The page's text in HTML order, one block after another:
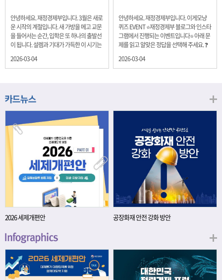
전달드립니다.
다.
안녕하세요. 재정경제부입니다. 3월은 새로
운 시작의 계절입니다. 새 가방을 메고 교문
을 들어서는 순간, 입학은 또 하나의 출발선
이 됩니다. 설렘과 기대가 가득한 이 시기는
래를 준비하는 첫 걸음이기도 합니다. 입학
니다. 배움이 쌓이는 시간, 인적자본 학교에
가는 과정입니다. 수업을 통해 배우는 전공
지식, 친구들과의 협업, 다양한 활동 속에서
얻는 문제 해결 경험은 모두 개인의 역량으
로 축적됩니다. 경제학에서는 이.......
2026-03-04
안녕하세요. 재정경제부입니다. 이게모냥
퀴즈 EVENT ⭐재정경제부 블로그와 인스타
그램에서 진행되는 이벤트입니다⭐ 아래 문
제를 읽고 알맞은 정답을 선택해 주세요. ❓
을 보이고 있는 개인투자용 국채를 3월에는
20년물 300억원입니다. 그렇다면 3월 개인
1,800억원 ④ 2,000억원 이벤트 안내 응모
기간: 2026년 3월 4일(수) ~ 3월 9일(월) 경
품: 커피쿠폰 (60명) 참여.......
2026-03-04
2026 세제개편안 공장화재 안전 강화 방안